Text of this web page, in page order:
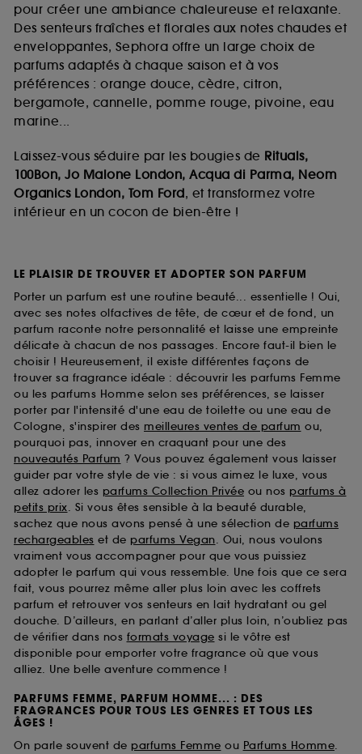
pour créer une ambiance chaleureuse et relaxante.
Des senteurs fraîches et florales aux notes chaudes et
enveloppantes, Sephora offre un large choix de
parfums adaptés à chaque saison et à vos
préférences : orange douce, cèdre, citron,
bergamote, cannelle, pomme rouge, pivoine, eau
marine...
Laissez-vous séduire par les bougies de Rituals,
100Bon, Jo Malone London, Acqua di Parma, Neom
Organics London, Tom Ford, et transformez votre
intérieur en un cocon de bien-être !
LE PLAISIR DE TROUVER ET ADOPTER SON PARFUM
Porter un parfum est une routine beauté... essentielle ! Oui,
avec ses notes olfactives de tête, de cœur et de fond, un
parfum raconte notre personnalité et laisse une empreinte
délicate à chacun de nos passages. Encore faut-il bien le
choisir ! Heureusement, il existe différentes façons de
trouver sa fragrance idéale : découvrir les parfums Femme
ou les parfums Homme selon ses préférences, se laisser
porter par l'intensité d'une eau de toilette ou une eau de
Cologne, s'inspirer des meilleures ventes de parfum ou,
pourquoi pas, innover en craquant pour une des
nouveautés Parfum ? Vous pouvez également vous laisser
guider par votre style de vie : si vous aimez le luxe, vous
allez adorer les parfums Collection Privée ou nos parfums à
petits prix. Si vous êtes sensible à la beauté durable,
sachez que nous avons pensé à une sélection de parfums
rechargeables et de parfums Vegan. Oui, nous voulons
vraiment vous accompagner pour que vous puissiez
adopter le parfum qui vous ressemble. Une fois que ce sera
fait, vous pourrez même aller plus loin avec les coffrets
parfum et retrouver vos senteurs en lait hydratant ou gel
douche. D’ailleurs, en parlant d’aller plus loin, n’oubliez pas
de vérifier dans nos formats voyage si le vôtre est
disponible pour emporter votre fragrance où que vous
alliez. Une belle aventure commence !
PARFUMS FEMME, PARFUM HOMME... : DES
FRAGRANCES POUR TOUS LES GENRES ET TOUS LES
ÂGES !
On parle souvent de parfums Femme ou Parfums Homme.